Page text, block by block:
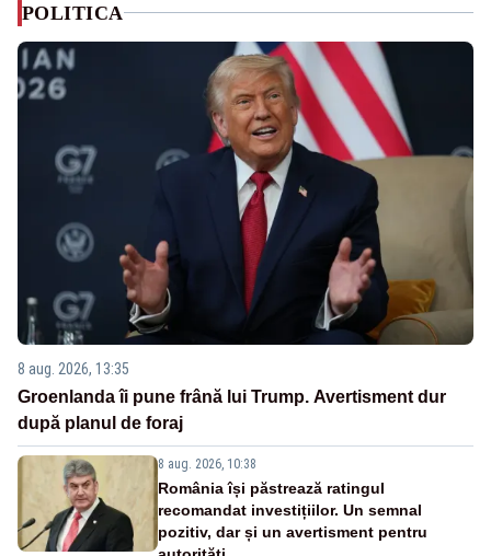
POLITICA
8 aug. 2026, 13:35
Groenlanda îi pune frână lui Trump. Avertisment dur
după planul de foraj
8 aug. 2026, 10:38
România își păstrează ratingul
recomandat investițiilor. Un semnal
pozitiv, dar și un avertisment pentru